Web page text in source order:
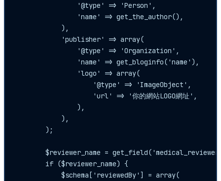
                '@type' => 'Person',
                'name' => get_the_author(),
            ),
            'publisher' => array(
                '@type' => 'Organization',
                'name' => get_bloginfo('name'),
                'logo' => array(
                    '@type' => 'ImageObject',
                    'url' => '你的網站LOGO網址',
                ),
            ),
        );
$reviewer_name =
        if ($reviewer_name) {
            $schema['reviewedBy'] = array(